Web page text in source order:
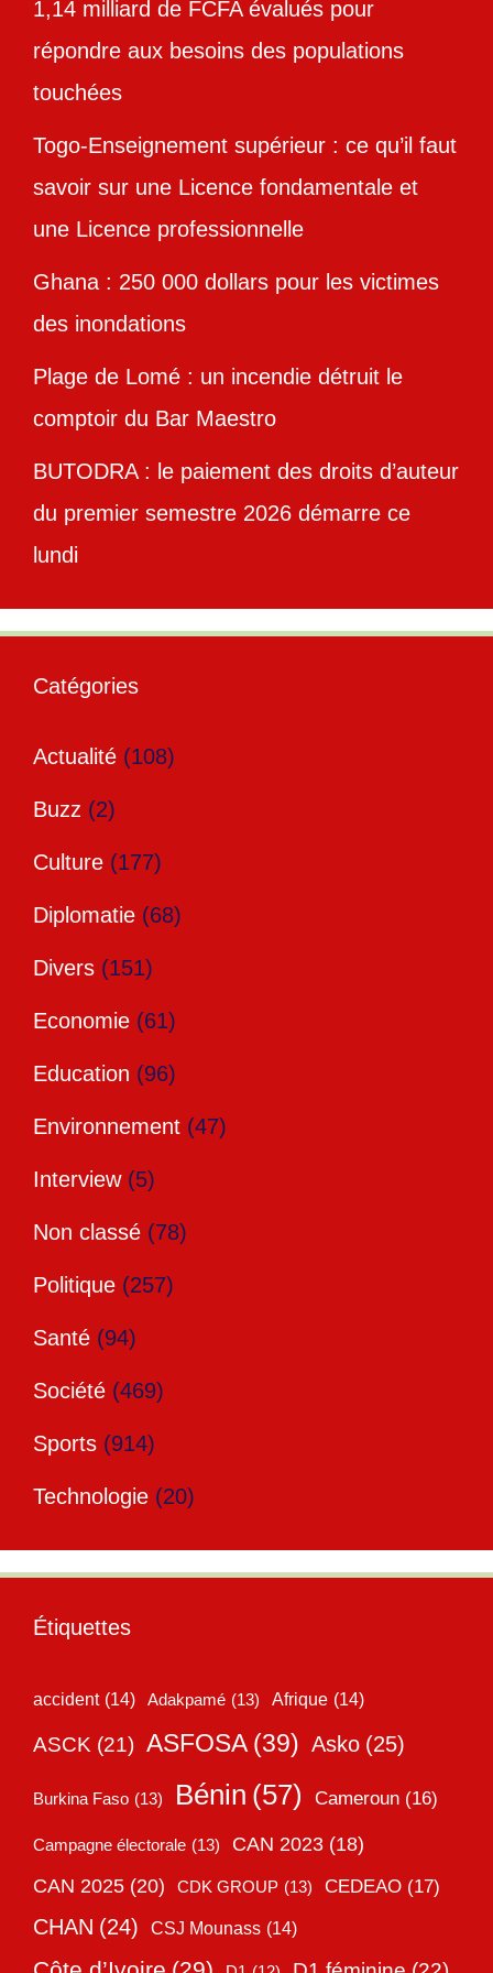
1,14 milliard de FCFA évalués pour
répondre aux besoins des populations
touchées
Togo-Enseignement supérieur : ce qu’il faut
savoir sur une Licence fondamentale et
une Licence professionnelle
Ghana : 250 000 dollars pour les victimes
des inondations
Plage de Lomé : un incendie détruit le
comptoir du Bar Maestro
BUTODRA : le paiement des droits d’auteur
du premier semestre 2026 démarre ce
lundi
Catégories
Actualité (108)
Buzz (2)
Culture (177)
Diplomatie (68)
Divers (151)
Economie (61)
Education (96)
Environnement (47)
Interview(5)
Non classé (78)
Politique (257)
Santé (94)
Société (469)
Sports (914)
Technologie (20)
Étiquettes
accident (14) Adakpamé (13) Afrique (14)
ASCK (21) ASFOSA (39) Asko (25)
Burkina Faso (13) Bénin (57) Cameroun (16)
Campagne électorale (13) CAN 2023 (18)
CAN 2025 (20) CDK GROUP (13) CEDEAO (17)
CHAN (24) CSJ Mounass (14)